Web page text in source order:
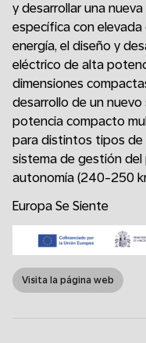
y desarrollar una
específica con
energía, el diseño y
eléctrico de alta
dimensiones
desarrollo de un
potencia compacto
para distintos tipos de
sistema de gestión
autonomía (240-250
Europa Se Siente
Visita la página web